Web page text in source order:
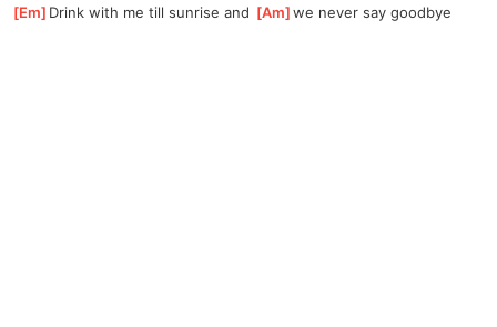
[Em ]Drink with me till sunrise and [Am ]
we never say goodbye